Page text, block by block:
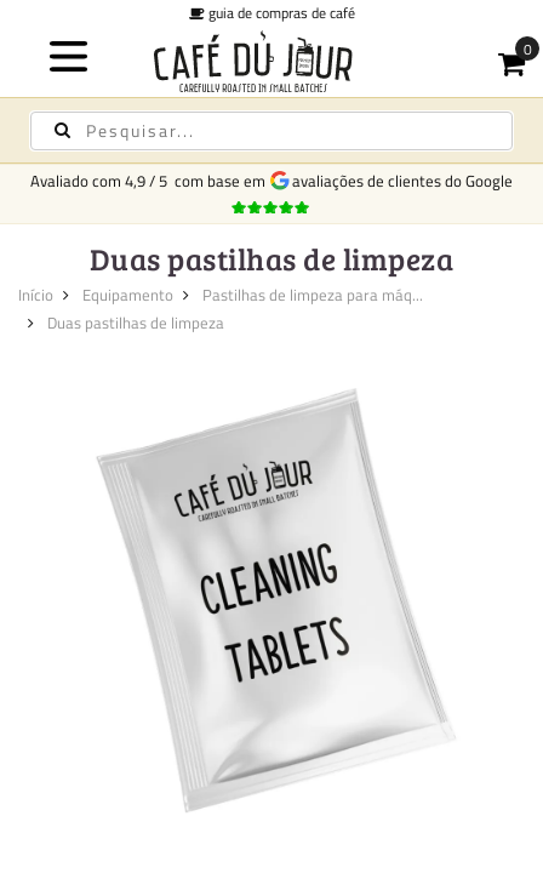
guia de compras de café
Avaliado com 4,9/5 com base em avaliações de clientes do Google
Duas pastilhas de limpeza
Início Equipamento
Pastilhas de limpeza para máq...
Duas pastilhas de limpeza